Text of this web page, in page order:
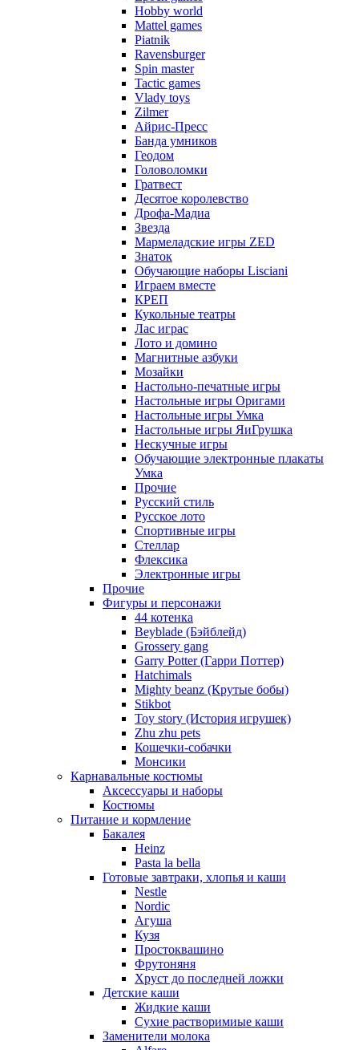
Hobby world
Mattel games
Piatnik
Ravensburger
Spin master
Tactic games
Vlady toys
Zilmer
Айрис-Пресс
Банда умников
Геодом
Головоломки
Гратвест
Десятое королевство
Дрофа-Мадиа
Звезда
Мармеладские игры ZED
Знаток
Обучающие наборы Lisciani
Играем вместе
КРЕП
Кукольные театры
Лас играс
Лото и домино
Магнитные азбуки
Мозайки
Настольно-печатные игры
Настольные игры Оригами
Настольные игры Умка
Настольные игры ЯиГрушка
Нескучные игры
Обучающие электронные плакаты
Умка
Прочие
Русский стиль
Русское лото
Спортивные игры
Стеллар
Флексика
Электронные игры
Прочие
Фигуры и персонажи
44 котенка
Beyblade (Бэйблейд)
Grossery gang
Garry Potter (Гарри Поттер)
Hatchimals
Mighty beanz (Крутые бобы)
Stikbot
Toy story (История игрушек)
Zhu zhu pets
Кошечки-собачки
Монсики
Карнавальные костюмы
Аксессуары и наборы
Костюмы
Питание и кормление
Бакалея
Heinz
Pasta la bella
Готовые завтраки, хлопья и каши
Nestle
Nordic
Агуша
Кузя
Простоквашино
Фрутоняня
Хруст до последней ложки
Детские каши
Жидкие каши
Сухие растворимиые каши
Заменители молока